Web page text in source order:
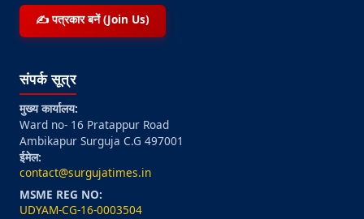
✍️ पत्रकार बनें (Join Us)
संपर्क सूत्र
मुख्य कार्यालय:
Ward no- 16 Pratappur Road
Ambikapur Surguja C.G 497001
ईमेल:
contact@surgujatimes.in
MSME REG NO:
UDYAM-CG-16-0003504